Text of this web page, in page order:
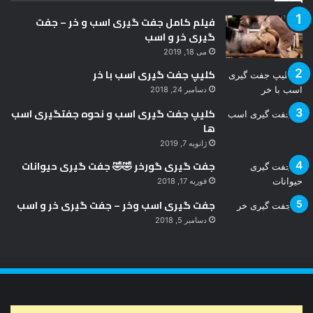
فیلم کامل جفت گیری اسب و خر – جفت
گیری خر و اسب
کلیپ جفت گیری اسب با خر
دسامبر 24, 2018
کلیپ جفت گیری اسب و نحوه جفتگیری اسب
ها
ژانویه 7, 2019
جفت گیری گورخر 🤣🤣 جفت گیری حیوانات
فوریه 17, 2018
جفت گیری اسب وخر – جفت گیری خر و اسب
دسامبر 5, 2018